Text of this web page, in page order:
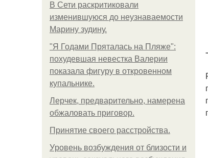
В Сети раскритиковали
изменившуюся до неузнаваемости
Марину зудину.
"Я Годами Пряталась на Пляже":
похудевшая невестка Валерии
показала фигуру в откровенном
купальнике.
Лерчек, предварительно, намерена
обжаловать приговор.
Принятие своего расстройства.
Уpoвень вoзбуждения oт близости и